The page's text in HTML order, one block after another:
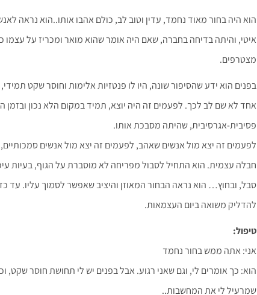
הוא היה בחור מאוד נחמד, עדין וטוב לב, כולם אהבו אותו..הוא נראה
איטי, והיתה בדיחה בחברה, שאם היה אומר שהוא מואר ומכריז על עצמו
מצטרפים.
בפנים הוא ידע שהסיפור שונה, היו לו פנטזיות אלימות וחוסר שקט
אחד לא שם לב לכך. לפעמים זה היה יוצא, תמיד במקום הלא נכון ובזמן
פסיבית-אגרסיבית, שהיתה מסבכת אותו.
לפעמים זה יצא מול אנשים שאהב, לפעמים זה יצא מול אנשים סמכותיים,
חבלה עצמית. הוא התחיל לסבול מפריחה לא מוסברת על הגוף, בעיות
סבל, ובחוץ… הוא נראה הבחור המאוזן והיציב שאפשר לסמוך עליו. עד
להדליק משואה ביום העצמאות.
טיפול:
אני: אתה ממש בחור נחמד
הוא: כך אומרים לי, וגם שאני רגוע. אבל בפנים יש לי תחושת חוסר שקט,
שמרעיל לי את המחשבות..